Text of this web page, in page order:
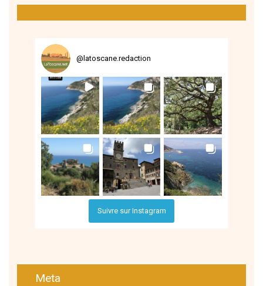
@ latoscane.redaction
Suivre sur Instagram
Meta